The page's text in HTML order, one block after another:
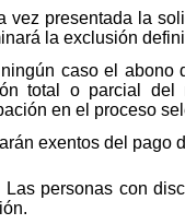
vez presentada la
la exclusión
caso el abono
total o parcial del
en el proceso
exentos del pago
personas con